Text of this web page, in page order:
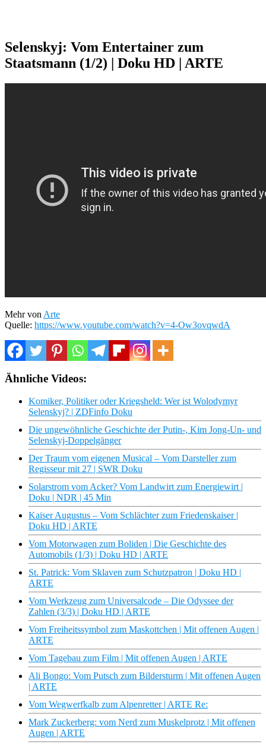
Selenskyj: Vom Entertainer zum
Staatsmann (1/2) | Doku HD | ARTE
Mehr von Arte
Quelle: https://www.youtube.com/watch?v=4-Ow3ovqwdA
Ähnliche Videos:
Komiker, Politiker oder Kriegsheld: Wer ist Wolodymyr
Selenskyj? | ZDFinfo Doku
Die ungewöhnliche Geschichte der Putin-, Kim Jong-Un- und
Selenskyj-Doppelgänger
Der Traum vom eigenen Musical – Vom Darsteller zum
Regisseur mit 27 | SWR Doku
Solarstrom vom Acker? Vom Landwirt zum Energiewirt |
Doku | NDR | 45 Min
Kaiser Augustus – Vom Schlächter zum Friedenskaiser |
Doku HD | ARTE
Vom Motorwagen zum Boliden | Die Geschichte des
Automobils (1/3) | Doku HD | ARTE
St. Patrick: Vom Sklaven zum Schutzpatron | Doku HD |
ARTE
Vom Werkzeug zum Universalcode – Die Odyssee der
Zahlen (3/3) | Doku HD | ARTE
Vom Freiheitssymbol zum Maskottchen | Mit offenen Augen |
ARTE
Vom Tagebau zum Film | Mit offenen Augen | ARTE
Ali Bongo: Vom Putsch zum Bildersturm | Mit offenen Augen
| ARTE
Vom Wegwerfkalb zum Alpenretter | ARTE Re:
Mark Zuckerberg: vom Nerd zum Muskelprotz | Mit offenen
Augen | ARTE